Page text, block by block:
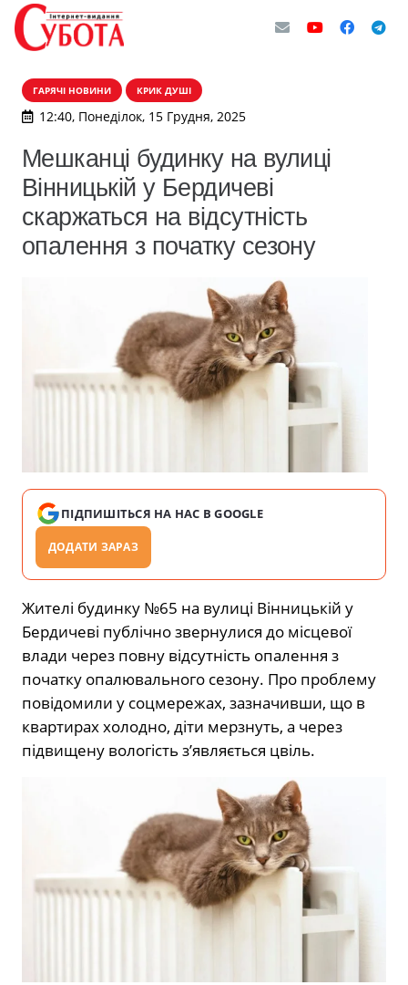
ГАРЯЧІ НОВИНИ КРИК ДУШІ
12:40, Понеділок, 15 Грудня, 2025
Мешканці будинку на вулиці
Вінницькій у Бердичеві
скаржаться на відсутність
опалення з початку сезону
ПІДПИШІТЬСЯ НА НАС В GOOGLE
ДОДАТИ ЗАРАЗ
Жителі будинку №65 на вулиці Вінницькій у
Бердичеві публічно звернулися до місцевої
влади через повну відсутність опалення з
початку опалювального сезону. Про проблему
повідомили у соцмережах, зазначивши, що в
квартирах холодно, діти мерзнуть, а через
підвищену вологість з’являється цвіль.